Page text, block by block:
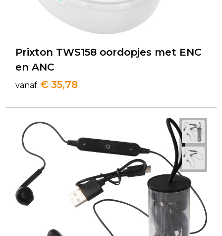
Prixton TWS158 oordopjes met ENC
en ANC
vanaf € 35,78